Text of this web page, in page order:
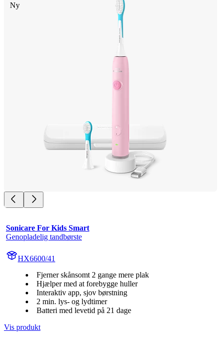
Ny
Sonicare For Kids Smart
Genopladelig tandbørste
HX6600/41
Fjerner skånsomt 2 gange mere plak
Hjælper med at forebygge huller
Interaktiv app, sjov børstning
2 min. lys- og lydtimer
Batteri med levetid på 21 dage
Vis produkt